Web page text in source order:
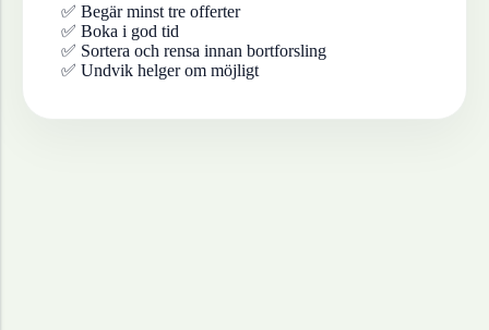
✅ Begär minst tre offerter
✅ Boka i god tid
✅ Sortera och rensa innan bortforsling
✅ Undvik helger om möjligt